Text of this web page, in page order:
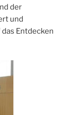
der
und
Entdecken